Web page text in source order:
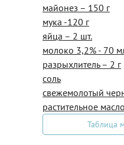
майонез – 150 г
мука -120 г
яйца – 2 шт.
молоко 3,2% - 70
разрыхлитель – 2 г
соль
свежемолотый
растительное
Таблица